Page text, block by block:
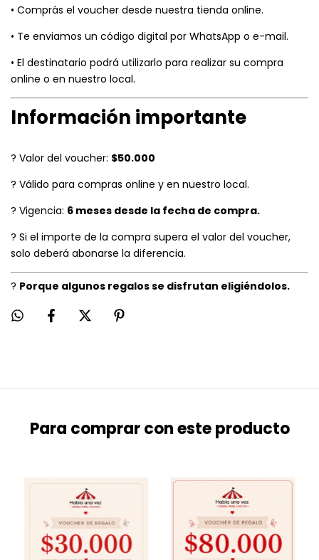
• Comprás el voucher desde nuestra tienda online.
• Te enviamos un código digital por WhatsApp o e-mail.
• El destinatario podrá utilizarlo para realizar su compra
online o en nuestro local.
Información importante
? Valor del voucher: $50.000
? Válido para compras online y en nuestro local.
? Vigencia: 6 meses desde la fecha de compra.
? Si el importe de la compra supera el valor del voucher,
solo deberá abonarse la diferencia.
? Porque algunos regalos se disfrutan eligiéndolos.
Para comprar con este producto